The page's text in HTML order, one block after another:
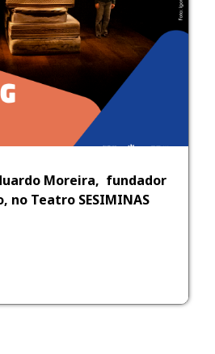
Moreira, fundador
no Teatro SESIMINAS